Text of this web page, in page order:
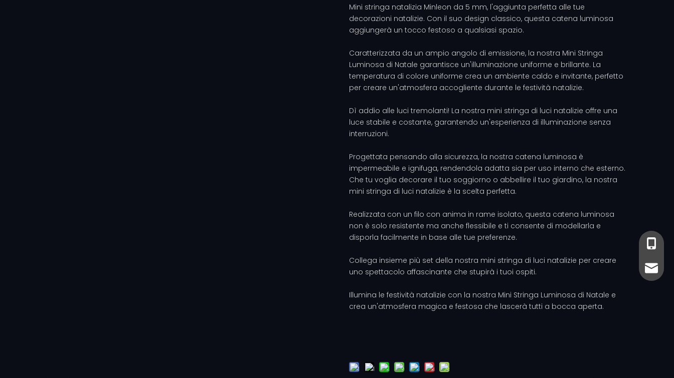
Mini stringa natalizia Minleon da 5 mm, l'aggiunta perfetta alle tue
decorazioni natalizie. Con il suo design classico, questa catena luminosa
aggiungerà un tocco festoso a qualsiasi spazio.
Caratterizzata da un ampio angolo di emissione, la nostra Mini Stringa
Luminosa di Natale garantisce un'illuminazione uniforme e brillante. La
temperatura di colore uniforme crea un ambiente caldo e invitante, perfetto
per creare un'atmosfera accogliente durante le festività natalizie.
Dì addio alle luci tremolanti! La nostra mini stringa di luci natalizie offre una
luce stabile e costante, garantendo un'esperienza di illuminazione senza
interruzioni.
Progettata pensando alla sicurezza, la nostra catena luminosa è
impermeabile e ignifuga, rendendola adatta sia per uso interno che esterno.
Che tu voglia decorare il tuo soggiorno o abbellire il tuo giardino, la nostra
mini stringa di luci natalizie è la scelta perfetta.
Realizzata con un filo con anima in rame isolato, questa catena luminosa
non è solo resistente ma anche flessibile e ti consente di modellarla e
disporla facilmente in base alle tue preferenze.
Collega insieme più set della nostra mini stringa di luci natalizie per creare
uno spettacolo affascinante che stupirà i tuoi ospiti.
Illumina le festività natalizie con la nostra Mini Stringa Luminosa di Natale e
crea un'atmosfera magica e festosa che lascerà tutti a bocca aperta.
+86-
+86-